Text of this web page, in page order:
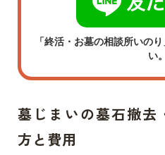
「終活・お墓の相談所いの
い。
墓じまいの墓石撤去
方と費用